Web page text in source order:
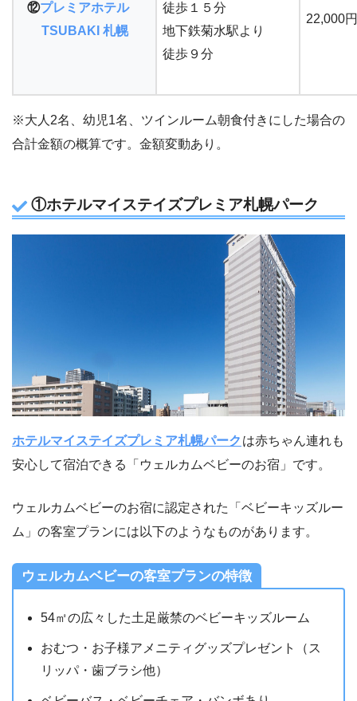
⑫プレミアホテル
TSUBAKI 札幌
徒歩１５分
地下鉄菊水駅より
徒歩９分
22,000円
※大人2名、幼児1名、ツインルーム朝食付きにした場合の
合計金額の概算です。金額変動あり。
①ホテルマイステイズプレミア札幌パーク
ホテルマイステイズプレミア札幌パーク は赤ちゃん連れも
安心して宿泊できる「ウェルカムベビーのお宿」です。
ウェルカムベビーのお宿に認定された「ベビーキッズルー
ム」の客室プランには以下のようなものがあります。
ウェルカムベビーの客室プランの特徴
54㎡の広々した土足厳禁のベビーキッズルーム
おむつ・お子様アメニティグッズプレゼント（ス
リッパ・歯ブラシ他）